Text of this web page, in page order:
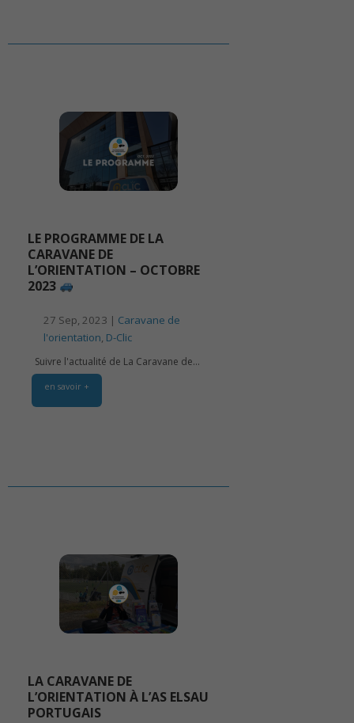
LE PROGRAMME DE LA
CARAVANE DE
L’ORIENTATION – OCTOBRE
2023
27 Sep, 2023 | Caravane de
l'orientation, D-Clic
Suivre l'actualité de La Caravane de...
en savoir +
LA CARAVANE DE
L’ORIENTATION À L’AS ELSAU
PORTUGAIS